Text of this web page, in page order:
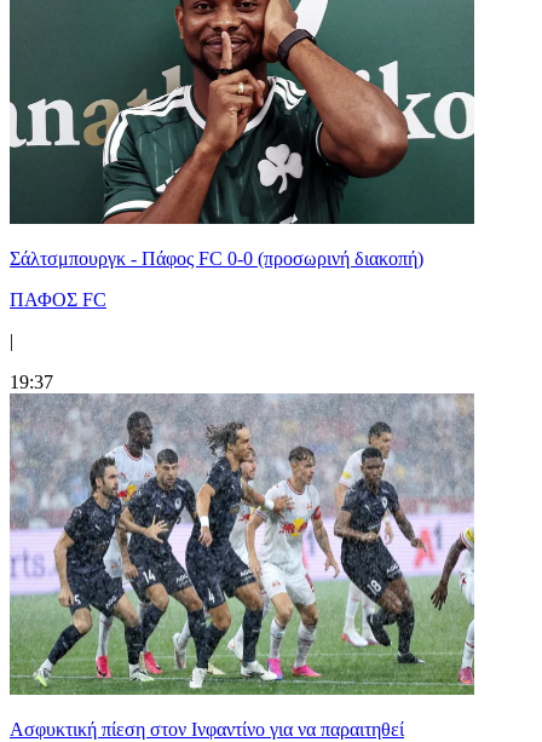
Σάλτσμπουργκ - Πάφος FC 0-0 (προσωρινή διακοπή)
ΠΑΦΟΣ FC
|
19:37
Ασφυκτική πίεση στον Ινφαντίνο για να παραιτηθεί